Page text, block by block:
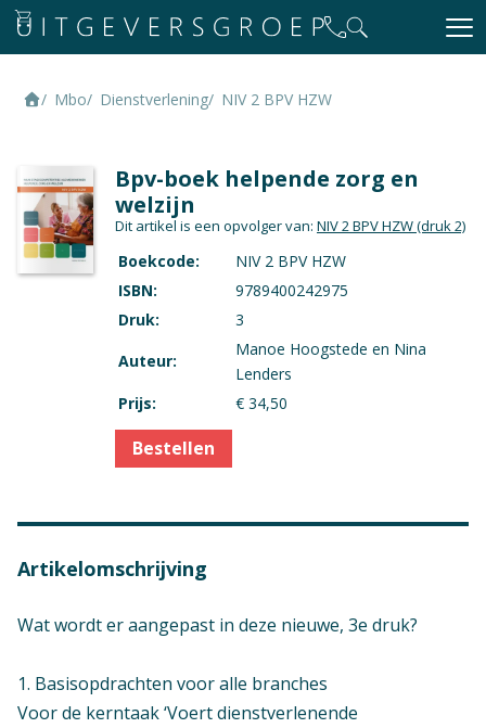
Mbo Dienstverlening NIV 2 BPV HZW
Bpv-boek helpende zorg en
welzijn
Dit artikel is een opvolger van: NIV 2 BPV HZW(druk 2)
Boekcode:
NIV 2 BPV HZW
ISBN:
9789400242975
Druk:
3
Auteur:
Manoe Hoogstede en Nina
Lenders
Prijs:
€ 34,50
Bestellen
Artikelomschrijving
Wat wordt er aangepast in deze nieuwe, 3e druk?
1. Basisopdrachten voor alle branches
Voor de kerntaak ‘Voert dienstverlenende